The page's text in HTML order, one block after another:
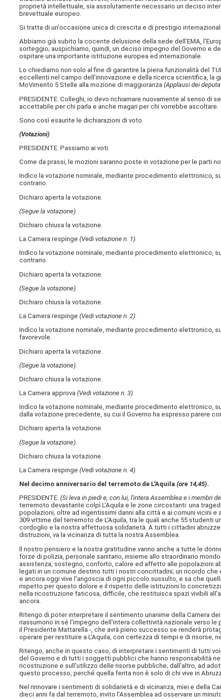
proprietà intellettuale, sia assolutamente necessario un deciso
brevettuale europeo.
Si tratta di un'occasione unica di crescita e di prestigio
Abbiamo già subito la cocente delusione della sede dell'EMA,
sorteggio; auspichiamo, quindi, un deciso impegno del Governo e
ospitare una importante istituzione europea ed internazionale.
Lo chiediamo non solo al fine di garantire la piena funzionalità del
eccellenti nel campo dell'innovazione e della ricerca scientifica, la
MoVimento 5 Stelle alla mozione di maggioranza(Applausi dei
PRESIDENTE. Colleghi, io devo richiamare nuovamente al senso
accettabile per chi parla e anche magari per chi vorrebbe ascoltare.
Sono così esaurite le dichiarazioni di voto.
(Votazioni)
PRESIDENTE. Passiamo ai voti.
Come da prassi, le mozioni saranno poste in votazione per le parti
Indìco la votazione nominale, mediante procedimento elettronico,
contrario.
Dichiaro aperta la votazione.
(Segue la votazione).
Dichiaro chiusa la votazione.
La Camera respinge(Vedi votazione n. 1).
Indìco la votazione nominale, mediante procedimento elettronico,
contrario.
Dichiaro aperta la votazione.
(Segue la votazione).
Dichiaro chiusa la votazione.
La Camera respinge(Vedi votazione n. 2).
Indìco la votazione nominale, mediante procedimento elettronico,
favorevole.
Dichiaro aperta la votazione.
(Segue la votazione).
Dichiaro chiusa la votazione.
La Camera approva(Vedi votazione n. 3).
Indìco la votazione nominale, mediante procedimento elettronico,
dalla votazione precedente, su cui il Governo ha espresso parere
Dichiaro aperta la votazione.
(Segue la votazione).
Dichiaro chiusa la votazione.
La Camera respinge(Vedi votazione n. 4).
Nel decimo anniversario del terremoto de L'Aquila(ore 14,45).
PRESIDENTE.(Si leva in piedi e, con lui, l'intera Assemblea e i membri
terremoto devastante colpì L'Aquila e le zone circostanti: una
popolazioni, oltre ad ingentissimi danni alla città e ai comuni vicini
309 vittime del terremoto de L'Aquila, tra le quali anche 55 studenti
cordoglio e la nostra affettuosa solidarietà. A tutti i cittadini
distruzioni, va la vicinanza di tutta la nostra Assemblea.
Il nostro pensiero e la nostra gratitudine vanno anche a tutte le
forze di polizia, personale sanitario, insieme allo straordinario
assistenza, sostegno, conforto, calore ed affetto alle popolazioni
legati in un comune destino tutti i nostri concittadini; un ricordo
e ancora oggi vive l'angoscia di ogni piccolo sussulto, e sa che
rispetto per questo dolore e il rispetto delle istituzioni lo
nella ricostruzione faticosa, difficile, che restituisca spazi vivibili
ancora.
Ritengo di poter interpretare il sentimento unanime della Camera
riassumono in sé l'impegno dell'intera collettività nazionale verso
il Presidente Mattarella -, che avrà pieno successo se renderà
operare per restituire a L'Aquila, con certezza di tempi e di risorse,
Ritengo, anche in questo caso, di interpretare i sentimenti di tutti
del Governo e di tutti i soggetti pubblici che hanno responsabilità
ricostruzione e sull'utilizzo delle risorse pubbliche; dall'altro, ad
questo processo, perché quella ferita non è solo di chi vive in
Nel rinnovare i sentimenti di solidarietà e di vicinanza, miei e della
dieci anni fa dal terremoto, invito l'Assemblea ad osservare un